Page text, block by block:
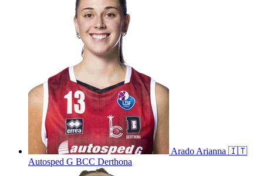
AradoArianna 🇮🇹
Autosped G BCC Derthona